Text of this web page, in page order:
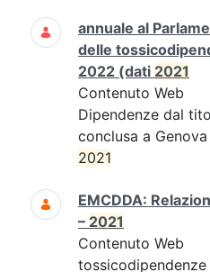
annuale al
delle
2022 (dati 2021
Contenuto Web
Dipendenze dal
conclusa a
2021
EMCDDA:
– 2021
Contenuto Web